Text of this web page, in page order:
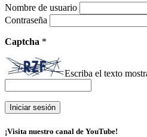
Nombre de usuario
Contraseña
Captcha *
Escriba el texto
¡Visita nuestro canal de YouTube!